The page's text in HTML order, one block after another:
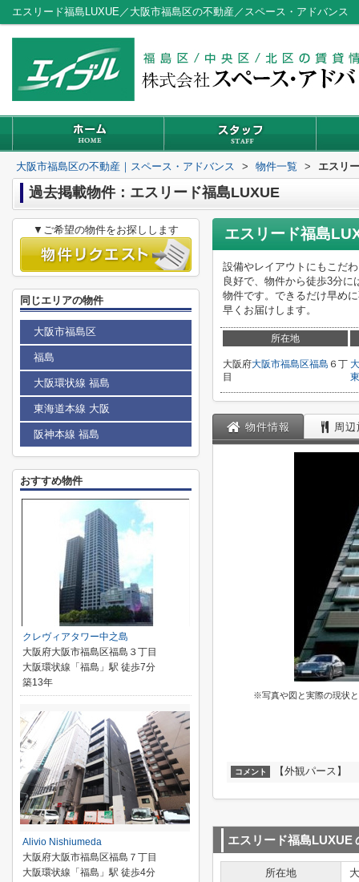
エスリード福島LUXUE／大阪市福島区の不動産／スペース・アドバンス
大阪市福島区の不動産｜スペース・アドバンス > 物件一覧 > エスリ
過去掲載物件：エスリード福島LUXUE
エスリード福島
設備やレイアウトにもこだ
良好で、物件から徒歩3分
物件です。できるだけ早め
早くお届けします。
所在地
大阪府大阪市福島区福島 ６丁
目
物件情報 周
※写真や図と実際の現状
コメント 【外観パース】
エスリード福島LUXUE
所在地
▼ご希望の物件をお探しします
同じエリアの物件
大阪市福島区
福島
大阪環状線 福島
東海道本線 大阪
阪神本線 福島
おすすめ物件
クレヴィアタワー中之島
大阪府大阪市福島区福島３丁目
大阪環状線「福島」駅 徒歩7分
築13年
Alivio Nishiumeda
大阪府大阪市福島区福島７丁目
大阪環状線「福島」駅 徒歩4分